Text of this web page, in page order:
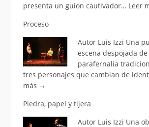
presenta un guion cautivador… Leer
Proceso
Autor Luis Izzi Una
escena despojada de
parafernalia
tres personajes que cambian de
más →
Piedra, papel y tijera
Autor Luis Izzi Una